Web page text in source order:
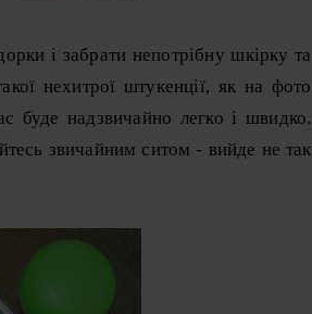
і забрати непотрібну шкірку та
нехитрої штукенції, як на фото
буде надзвичайно легко і швидко.
звичайним ситом - вийде не так